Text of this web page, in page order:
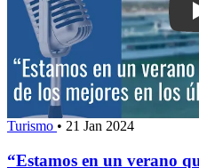
Turismo • 21 Jan 2024
“Estamos en un verano